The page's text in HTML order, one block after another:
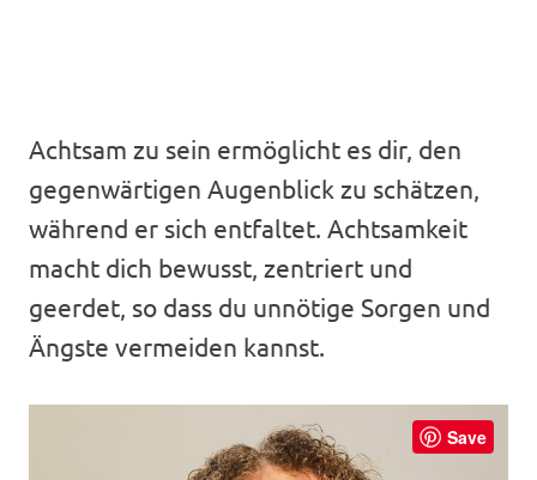
Achtsam zu sein ermöglicht es dir, den
gegenwärtigen Augenblick zu schätzen,
während er sich entfaltet. Achtsamkeit
macht dich bewusst, zentriert und
geerdet, so dass du unnötige Sorgen und
Ängste vermeiden kannst.
Save